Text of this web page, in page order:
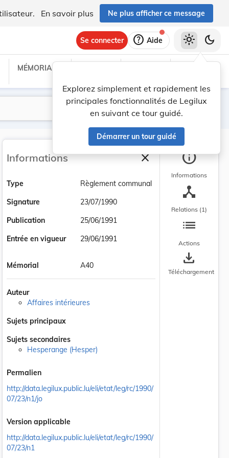
En savoir plus Ne plus afficher ce message
Se connecter help Aide
Explorez simplement et rapidement les
principales fonctionnalités de Legilux
en suivant ce tour guidé.
Démarrer un tour guidé
light_mode dark_mode
MÉMORIAL C
Lancer la recherche
Filtres
Informations closeFermer la barre
Type
Règlement communal
Signature
23/07/1990
Publication
25/06/1991
Entrée en vigueur
29/06/1991
Mémorial A40
Auteur
Affaires intérieures
Sujets principaux
Sujets secondaires
Hesperange (Hesper)
Permalien
http://data.legilux.public.lu/eli/etat/leg/rc/1990/
07/23/n1/jo
Version applicable
http://data.legilux.public.lu/eli/etat/leg/rc/1990/
07/23/n1
info
Informations
device_hub
Relations (1)
list
Actions
save_alt
Téléchargement